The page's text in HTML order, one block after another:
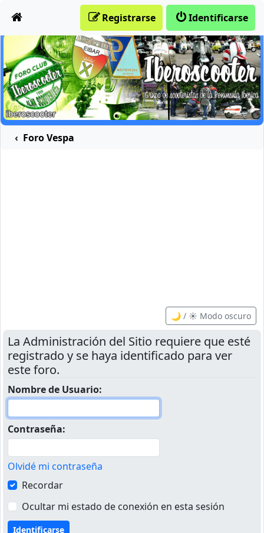
Identificarse
Registrarse
Foro Vespa
🌙 / ☀️ Modo oscuro
La Administración del Sitio requiere que esté
registrado y se haya identificado para ver
este foro.
Nombre de Usuario:
Contraseña:
Olvidé mi contraseña
Recordar
Ocultar mi estado de conexión en esta sesión